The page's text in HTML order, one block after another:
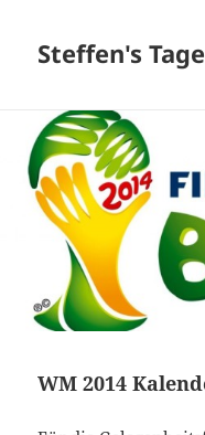
Steffen's
WM 2014